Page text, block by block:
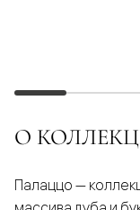
О
Палаццо —